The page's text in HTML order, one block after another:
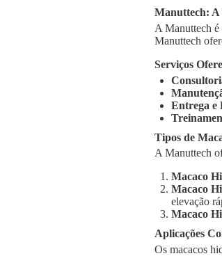
Manuttech: A
A Manuttech é
Manuttech
Serviços
Entrega e
Tipos de
A Manuttech
Macaco
Macaco
elevação
Macaco
Aplicações
Os macacos